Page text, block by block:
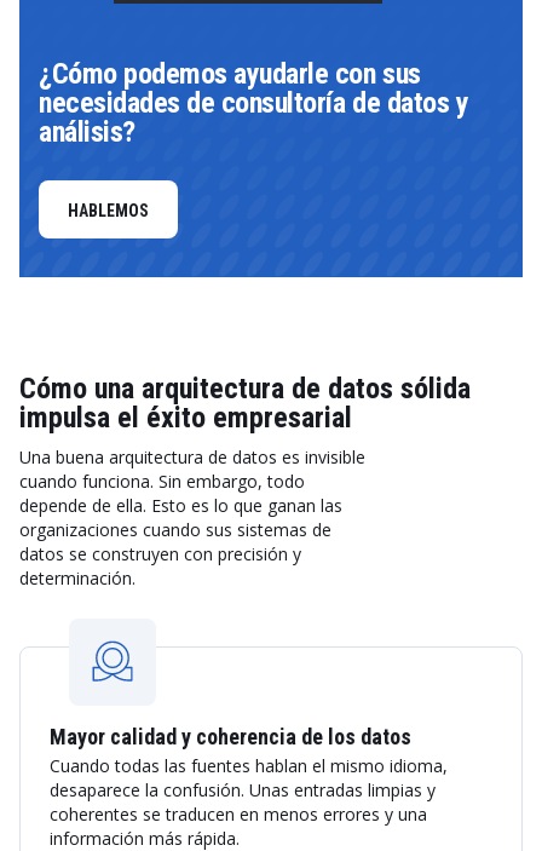
¿Cómo podemos ayudarle con sus
necesidades de consultoría de datos y
análisis?
HABLEMOS
Cómo una arquitectura de datos sólida
impulsa el éxito empresarial
Una buena arquitectura de datos es invisible
cuando funciona. Sin embargo, todo
depende de ella. Esto es lo que ganan las
organizaciones cuando sus sistemas de
datos se construyen con precisión y
determinación.
Mayor calidad y coherencia de los datos
Cuando todas las fuentes hablan el mismo idioma,
desaparece la confusión. Unas entradas limpias y
coherentes se traducen en menos errores y una
información más rápida.